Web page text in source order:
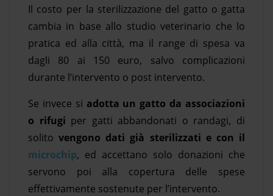
Il costo per la sterilizzazione del gatto o gatta
cambia in base allo studio veterinario che lo
pratica ed alla città, ma il range di spesa va
dagli 80 ai 150 euro, salvo complicazioni
durante l’intervento o post intervento.
Se invece si adotta un gatto da associazioni
o rifugi per gatti abbandonati o randagi, di
solitovengono dati già sterilizzati e con il
microchip, ed accettano solo donazioni che
servono poi alla copertura delle spese
effettivamente sostenute per l’intervento.